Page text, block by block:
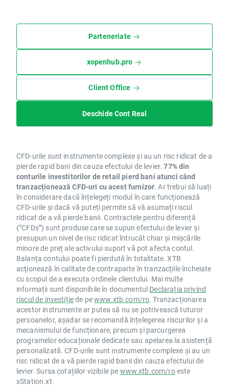
Parteneriate
xopenhub.pro
Client Office
Deschide Cont Real
CFD-urile sunt instrumente complexe și au un risc ridicat de a
pierde rapid bani din cauza efectului de levier.77% din
conturile investitorilor de retail pierd bani atunci când
tranzacționează CFD-uri cu acest furnizor. Ar trebui să luați
în considerare dacă înțelegeți modul în care funcționează
CFD-urile și dacă vă puteți permite să vă asumați riscul
ridicat de a vă pierde banii. Contractele pentru diferență
(”CFDs”) sunt produse care se supun efectului de levier și
presupun un nivel de risc ridicat întrucât chiar și mișcările
minore de preț ale activului suport vă pot afecta contul.
Balanța contului poate fi pierdută în totalitate. XTB
acţionează în calitate de contraparte în tranzacţiile încheiate
cu scopul de a executa ordinele clientului. Mai multe
informații sunt disponibile în documentul Declarația privind
riscul de investițiede pewww.xtb.com/ro. Tranzacționarea
acestor instrumente ar putea să nu se potrivească tuturor
persoanelor, așadar se recomandă înțelegerea riscurilor și a
mecanismului de funcționare, precum și parcurgerea
programelor educaționale dedicate sau apelarea la asistență
personalizată. CFD-urile sunt instrumente complexe și au un
risc ridicat de a vă pierde rapid banii din cauza efectului de
levier. Sursa cotațiilor vizibile pe www.xtb.com/roeste
xStation.xt